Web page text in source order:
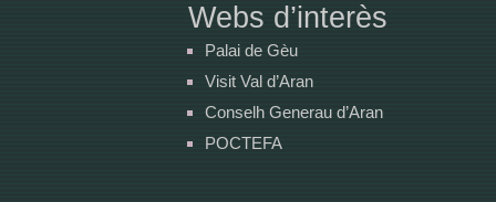
Webs d’interès
Palai de Gèu
Visit Val d’Aran
Conselh Generau d’Aran
POCTEFA